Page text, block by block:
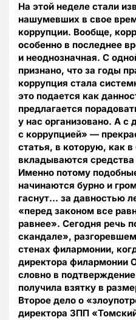
На этой неделе стали
нашумевших в свое
коррупции. Вообще,
особенно в последнее
и неоднозначная. С
признано, что за годы
коррупция стала
это подается как
предлагается
у нас организовано. А с
с коррупцией» —
статья, в которую, как
вкладываются
Именно потому
начинаются бурно и
гаснут… за давностью
«перед законом все
равнее». Сегодня речь
скандале»,
стенах филармонии,
директора филармонии
словно в
получила взятку в
Второе дело о
директора ЗПП